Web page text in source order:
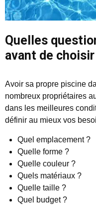
Quelles
avant de
Avoir sa propre piscine
nombreux propriétaires
dans les meilleures
définir au mieux vos
Quel emplacement ?
Quelle forme ?
Quelle couleur ?
Quels matériaux ?
Quelle taille ?
Quel budget ?